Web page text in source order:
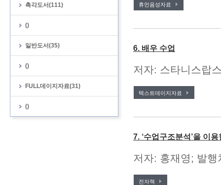
촉각도서(111)
()
일반도서(35)
()
FULL데이지자료(31)
()
휴먼음성자료
6. 배우 수업
저자: 스타니스랍
텍스트데이지자료
7. ‘수업구조분석’을 이
저자: 홍재영; 발
전자책